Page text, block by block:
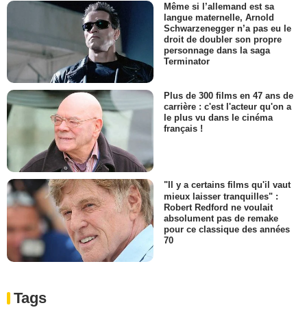
Même si l’allemand est sa
langue maternelle, Arnold
Schwarzenegger n’a pas eu le
droit de doubler son propre
personnage dans la saga
Terminator
Plus de 300 films en 47 ans de
carrière : c'est l'acteur qu'on a
le plus vu dans le cinéma
français !
"Il y a certains films qu'il vaut
mieux laisser tranquilles" :
Robert Redford ne voulait
absolument pas de remake
pour ce classique des années
70
Tags